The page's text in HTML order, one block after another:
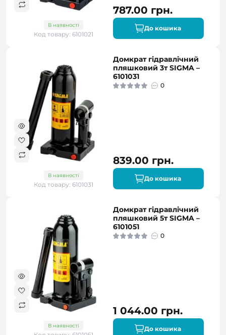
В наявності
Код товару: 6101021
787.00 грн.
До кошика
В наявності
Код товару: 6101031
Домкрат гідравлічний
пляшковий 3т SIGMA –
6101031
0
839.00 грн.
До кошика
В наявності
Домкрат гідравлічний
пляшковий 5т SIGMA –
6101051
0
1 044.00 грн.
До кошика